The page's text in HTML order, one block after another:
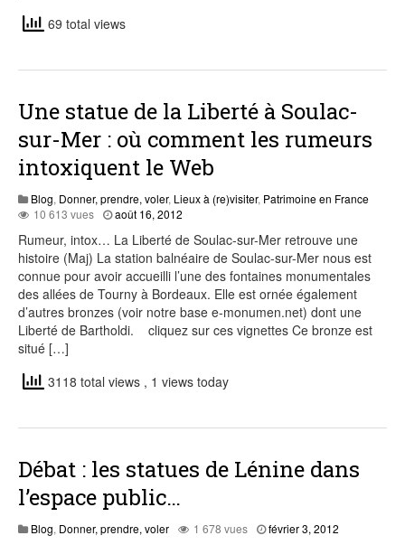
69 total views
Une statue de la Liberté à Soulac-
sur-Mer : où comment les rumeurs
intoxiquent le Web
Blog, Donner, prendre, voler, Lieux à (re)visiter, Patrimoine en France
10 613 vues
août 16, 2012
2015
Rumeur, intox… La Liberté de Soulac-sur-Mer retrouve une
histoire (Maj) La station balnéaire de Soulac-sur-Mer nous est
connue pour avoir accueilli l’une des fontaines monumentales
des allées de Tourny à Bordeaux. Elle est ornée également
d’autres bronzes (voir notre base e-monumen.net) dont une
Liberté de Bartholdi. cliquez sur ces vignettes Ce bronze est
situé […]
3118 total views , 1 views today
Débat : les statues de Lénine dans
l’espace public…
Blog, Donner, prendre, voler 1 678 vues février 3, 2012